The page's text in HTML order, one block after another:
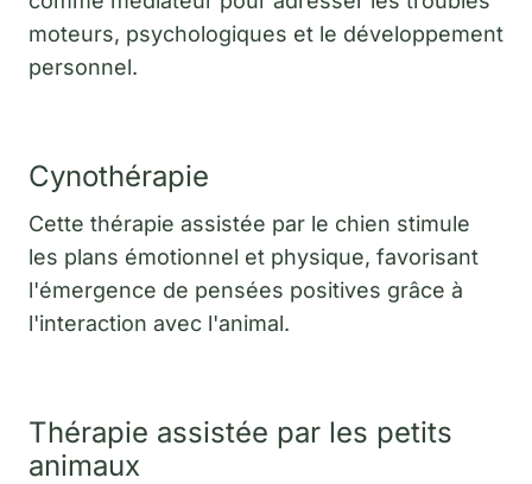
moteurs, psychologiques et le développement
personnel.
Cynothérapie
Cette thérapie assistée par le chien stimule
les plans émotionnel et physique, favorisant
l'émergence de pensées positives grâce à
l'interaction avec l'animal.
Thérapie assistée par les petits
animaux